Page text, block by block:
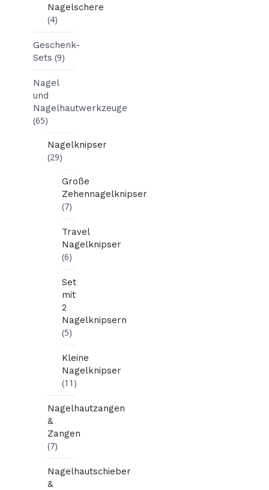
Nagelschere
(4)
Geschenk-
Sets (9)
Nagel
und
Nagelhautwerkzeuge
(65)
Nagelknipser
(29)
Große
Zehennagelknipser
(7)
Travel
Nagelknipser
(6)
Set
mit
2
Nagelknipsern
(5)
Kleine
Nagelknipser
(11)
Nagelhautzangen
&
Zangen
(7)
Nagelhautschieber
&